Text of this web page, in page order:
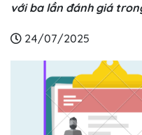
với ba lần đánh giá
24/07/2025